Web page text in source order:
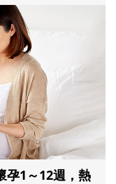
孕1～12週，熱